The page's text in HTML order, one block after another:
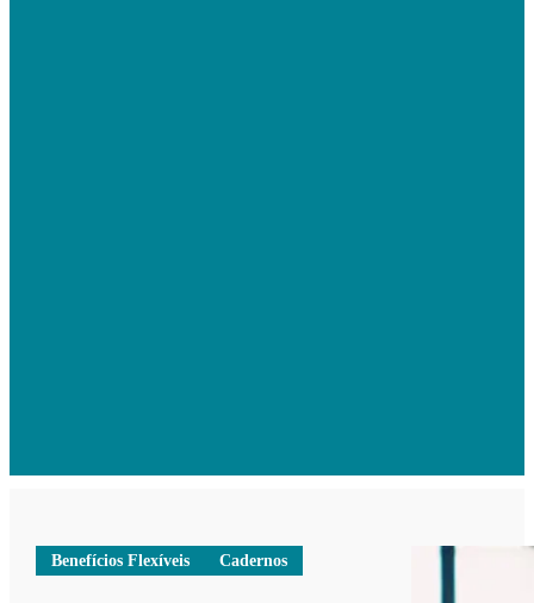
Benefícios Flexíveis Cadernos